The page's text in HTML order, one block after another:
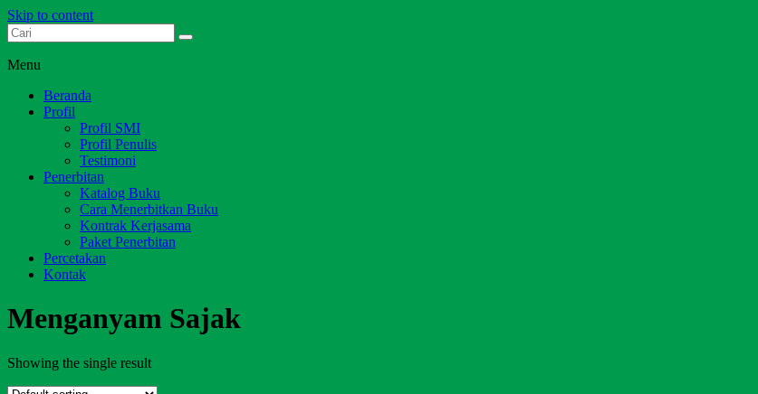
Skip to content
Dari Jambi untuk Indonesia
Menu
Beranda
Profil
Profil SMI
Profil Penulis
Testimoni
Penerbitan
Katalog Buku
Cara Menerbitkan Buku
Kontrak Kerjasama
Paket Penerbitan
Percetakan
Kontak
Menganyam Sajak
Showing the single result